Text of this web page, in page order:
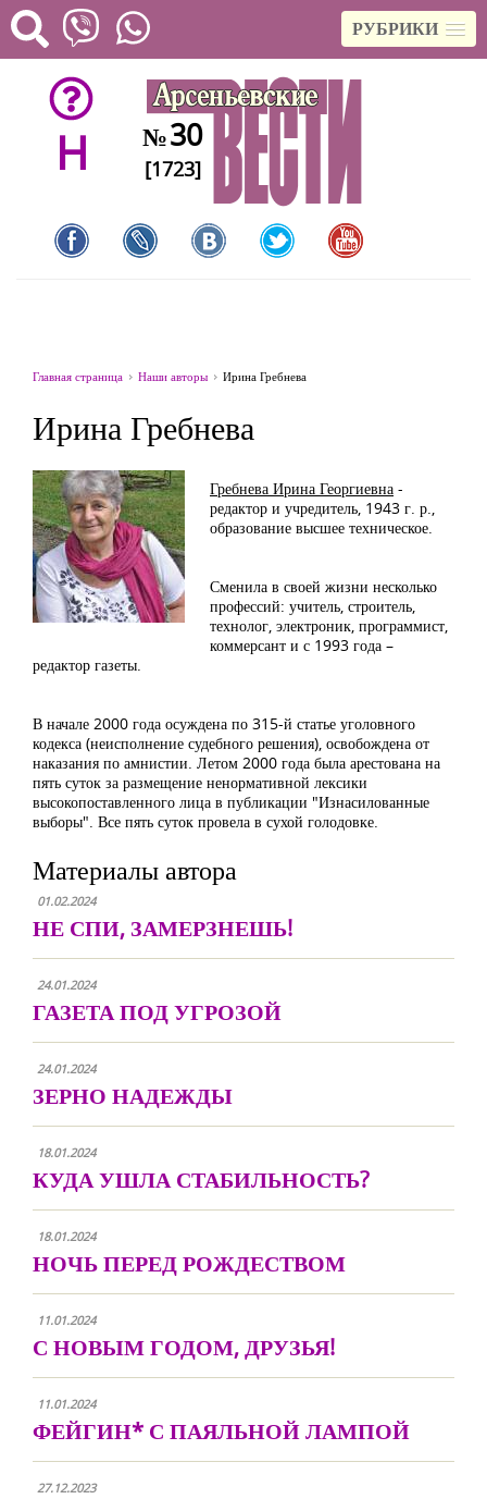
РУБРИКИ
H №30
[1723]
Главная страница Наши авторы Ирина Гребнева
Ирина Гребнева
Гребнева Ирина Георгиевна -
редактор и учредитель, 1943 г. р.,
образование высшее техническое.
Сменила в своей жизни несколько
профессий: учитель, строитель,
технолог, электроник, программист,
коммерсант и с 1993 года –
редактор газеты.
В начале 2000 года осуждена по 315-й статье уголовного
кодекса (неисполнение судебного решения), освобождена от
наказания по амнистии. Летом 2000 года была арестована на
пять суток за размещение ненормативной лексики
высокопоставленного лица в публикации "Изнасилованные
выборы". Все пять суток провела в сухой голодовке.
Материалы автора
01.02.2024
НЕ СПИ, ЗАМЕРЗНЕШЬ!
24.01.2024
ГАЗЕТА ПОД УГРОЗОЙ
24.01.2024
ЗЕРНО НАДЕЖДЫ
18.01.2024
КУДА УШЛА СТАБИЛЬНОСТЬ?
18.01.2024
НОЧЬ ПЕРЕД РОЖДЕСТВОМ
11.01.2024
С НОВЫМ ГОДОМ, ДРУЗЬЯ!
11.01.2024
ФЕЙГИН* С ПАЯЛЬНОЙ ЛАМПОЙ
27.12.2023